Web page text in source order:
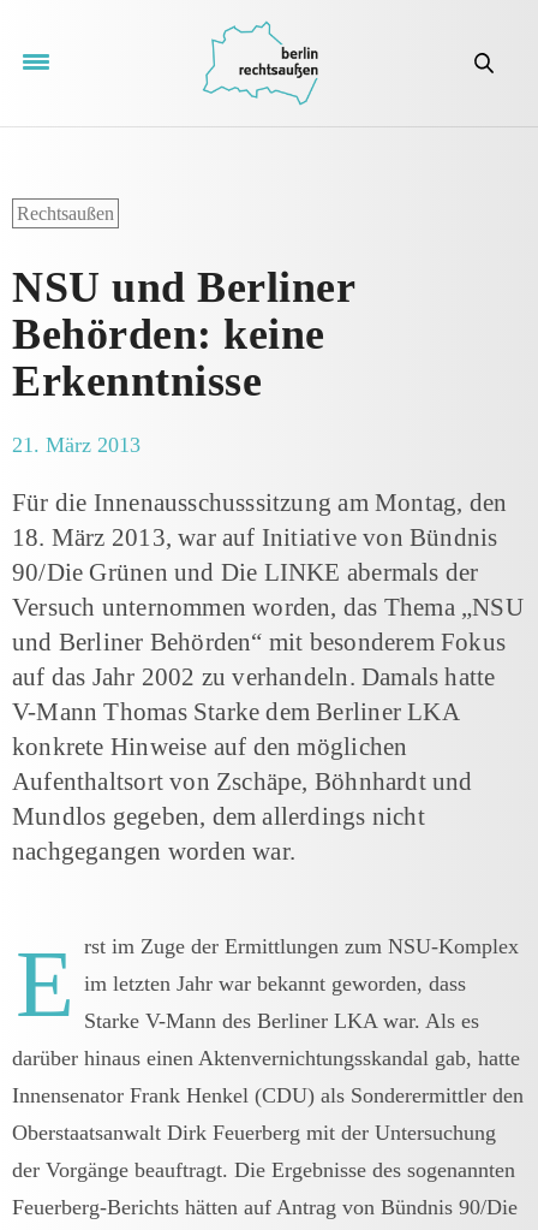
Rechtsaußen
NSU und Berliner
Behörden: keine
Erkenntnisse
21. März 2013
Für die Innenausschusssitzung am Montag, den
18. März 2013, war auf Initiative von Bündnis
90/Die Grünen und Die LINKE abermals der
Versuch unternommen worden, das Thema „NSU
und Berliner Behörden“ mit besonderem Fokus
auf das Jahr 2002 zu verhandeln. Damals hatte
V-Mann Thomas Starke dem Berliner LKA
konkrete Hinweise auf den möglichen
Aufenthaltsort von Zschäpe, Böhnhardt und
Mundlos gegeben, dem allerdings nicht
nachgegangen worden war.
E rst im Zuge der Ermittlungen zum NSU-Komplex
im letzten Jahr war bekannt geworden, dass
Starke V-Mann des Berliner LKA war. Als es
darüber hinaus einen Aktenvernichtungsskandal gab, hatte
Innensenator Frank Henkel (CDU) als Sonderermittler den
Oberstaatsanwalt Dirk Feuerberg mit der Untersuchung
der Vorgänge beauftragt. Die Ergebnisse des sogenannten
Feuerberg-Berichts hätten auf Antrag von Bündnis 90/Die